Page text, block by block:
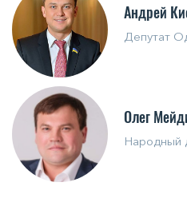
Андрей
Депутат
Олег
Народный